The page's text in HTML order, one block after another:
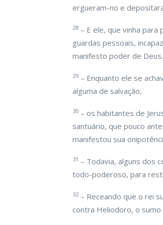
ergueram-no e
28 – E ele, que vinha
guardas pessoais,
manifesto poder de Deus.
29 – Enquanto ele se
alguma de salvação,
30 – os habitantes de
santuário, que pouco
manifestou sua
31 – Todavia, alguns dos
todo-poderoso, para
32– Receando que o rei
contra Heliodoro, o